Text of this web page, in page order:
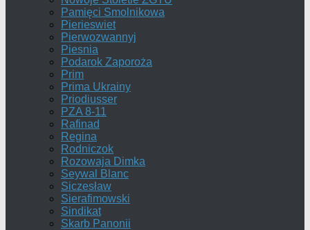
Pamięci Smolnikowa
Pierieswiet
Pierwozwannyj
Piesnia
Podarok Zaporoża
Prim
Prima Ukrainy
Priodiusser
PZA 8-11
Rafinad
Regina
Rodniczok
Rozowaja Dimka
Seywal Blanc
Siczesław
Sierafimowski
Sindikat
Skarb Panonii